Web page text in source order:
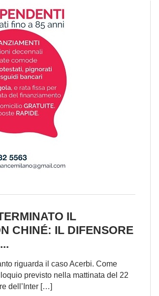
IL
CHINÉ: IL DIFENSORE
riguarda il caso Acerbi. Come
previsto nella mattinata del 22
dell’Inter […]